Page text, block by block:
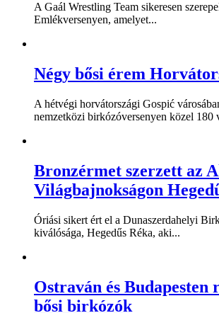
A Gaál Wrestling Team sikeresen
Emlékversenyen, amelyet...
Négy bősi érem
A hétvégi horvátországi Gospić
nemzetközi birkózóversenyen közel 180
Bronzérmet szerzett az
Világbajnokságon
Óriási sikert ért el a Dunaszerdahelyi
kiválósága, Hegedűs Réka, aki...
Ostraván és Budapesten
bősi birkózók